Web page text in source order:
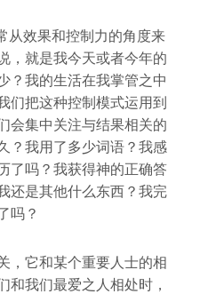
从效果和控制力的角度来
，就是我今天或者今年的
？我的生活在我掌管之中
们把这种控制模式运用到
会集中关注与结果相关的
？我用了多少词语？我感
了吗？我获得神的正确答
还是其他什么东西？我完
吗？
，它和某个重要人士的相
和我们最爱之人相处时，